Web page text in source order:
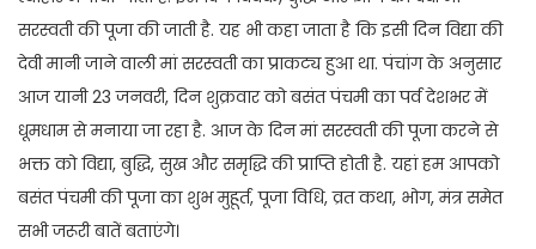
सरस्वती की पूजा की जाती है. यह भी कहा जाता है कि इसी दिन विद्या की
देवी मानी जाने वाली मां सरस्वती का प्राकट्य हुआ था. पंचांग के अनुसार
आज यानी 23 जनवरी, दिन शुक्रवार को बसंत पंचमी का पर्व देशभर में
धूमधाम से मनाया जा रहा है. आज के दिन मां सरस्वती की पूजा करने से
भक्त को विद्या, बुद्धि, सुख और समृद्धि की प्राप्ति होती है. यहां हम आपको
बसंत पंचमी की पूजा का शुभ मुहूर्त, पूजा विधि, व्रत कथा, भोग, मंत्र समेत
सभी जरूरी बातें बताएंगे।